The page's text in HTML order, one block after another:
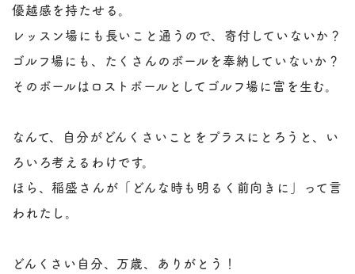
優越感を持たせる。
レッスン場にも長いこと通うので、寄付していないか？
ゴルフ場にも、たくさんのボールを奉納していないか？
そのボールはロストボールとしてゴルフ場に富を生む。
なんて、自分がどんくさいことをプラスにとろうと、い
ろいろ考えるわけです。
ほら、稲盛さんが「どんな時も明るく前向きに」って言
われたし。
どんくさい自分、万歳、ありがとう！